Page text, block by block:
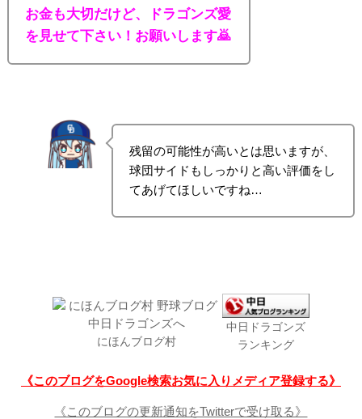
お金も大切だけど、ドラゴンズ愛
を見せて下さい！お願いします🙇
残留の可能性が高いとは思いますが、
球団サイドもしっかりと高い評価をし
てあげてほしいですね…
にほんブログ村
中日ドラゴンズ
ランキング
《このブログをGoogle検索お気に入りメディア登録する》
《このブログの更新通知をTwitterで受け取る》